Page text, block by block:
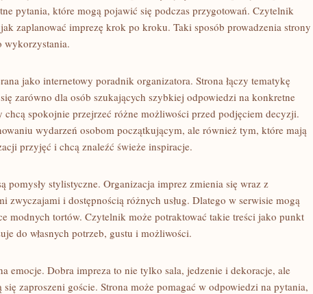
pytania, które mogą pojawić się podczas przygotowań. Czytelnik
zaplanować imprezę krok po kroku. Taki sposób prowadzenia strony
wykorzystania.
jako internetowy poradnik organizatora. Strona łączy tematykę
zarówno dla osób szukających szybkiej odpowiedzi na konkretne
spokojnie przejrzeć różne możliwości przed podjęciem decyzji.
wydarzeń osobom początkującym, ale również tym, które mają
przyjęć i chcą znaleźć świeże inspiracje.
pomysły stylistyczne. Organizacja imprez zmienia się wraz z
zwyczajami i dostępnością różnych usług. Dlatego w serwisie mogą
modnych tortów. Czytelnik może potraktować takie treści jako punkt
do własnych potrzeb, gustu i możliwości.
emocje. Dobra impreza to nie tylko sala, jedzenie i dekoracje, ale
zaproszeni goście. Strona może pomagać w odpowiedzi na pytania,